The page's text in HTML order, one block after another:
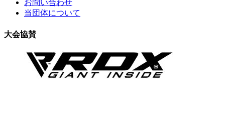
お問い合わせ
当団体について
大会協賛